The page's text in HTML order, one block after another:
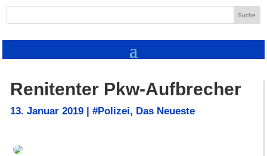
Renitenter Pkw-Aufbrecher
13. Januar 2019 | #Polizei, Das Neueste